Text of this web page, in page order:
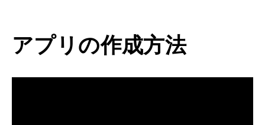
アプリの作成方法